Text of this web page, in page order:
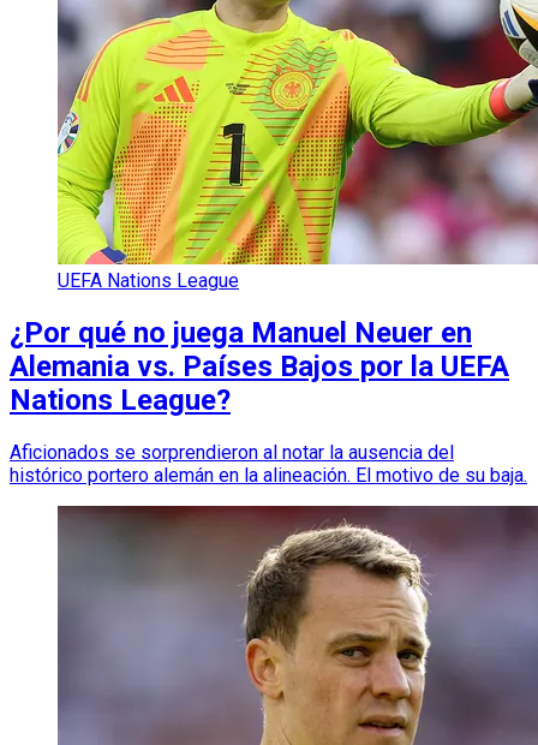
UEFA Nations League
¿Por qué no juega Manuel Neuer en
Alemania vs. Países Bajos por la UEFA
Nations League?
Aficionados se sorprendieron al notar la ausencia del
histórico portero alemán en la alineación. El motivo de su baja.